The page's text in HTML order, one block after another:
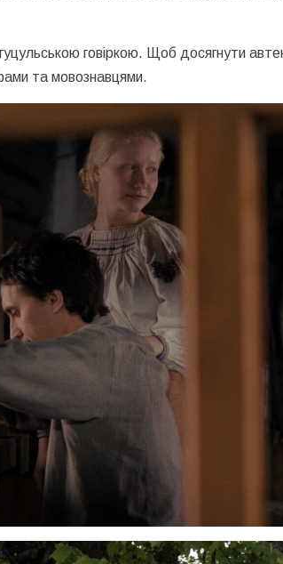
гуцульською говіркою. Щоб досягнути
та мовознавцями.